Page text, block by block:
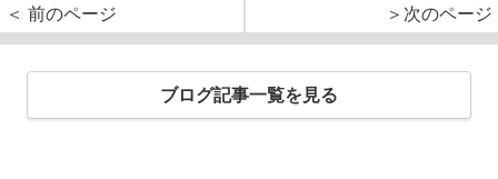
＜ 前のページ
＞次のページ
ブログ記事一覧を見る